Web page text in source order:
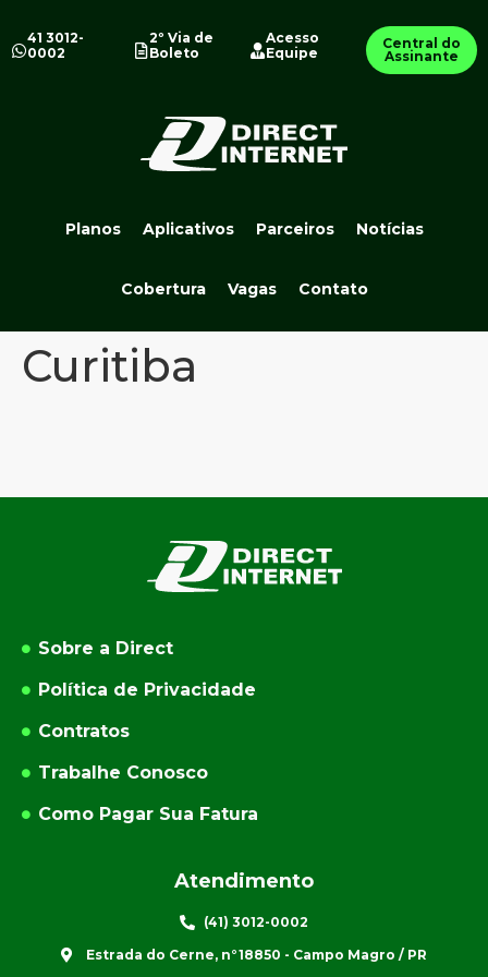
41 3012-
0002
2º Via de
Boleto
Acesso
Equipe
Central do
Assinante
Planos Aplicativos Parceiros Notícias
Cobertura Vagas Contato
Curitiba
Sobre a Direct
Política de Privacidade
Contratos
Trabalhe Conosco
Como Pagar Sua Fatura
Atendimento
(41) 3012-0002
Estrada do Cerne, n°18850 - Campo Magro / PR